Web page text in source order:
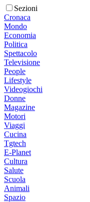
Sezioni
Cronaca
Mondo
Economia
Politica
Spettacolo
Televisione
People
Lifestyle
Videogiochi
Donne
Magazine
Motori
Viaggi
Cucina
Tgtech
E-Planet
Cultura
Salute
Scuola
Animali
Spazio